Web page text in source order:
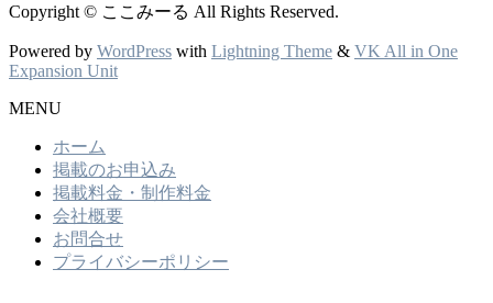
Copyright © ここみーる All Rights Reserved.
Powered by WordPress with Lightning Theme & VK All in One
Expansion Unit
MENU
ホーム
掲載のお申込み
掲載料金・制作料金
会社概要
お問合せ
プライバシーポリシー